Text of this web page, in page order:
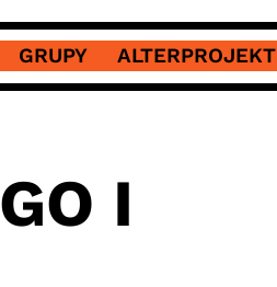
GRUPY ALTERPROJEKT
I